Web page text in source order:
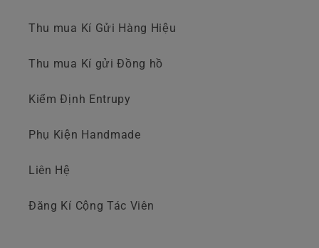
Thu mua Kí Gửi Hàng Hiệu
Thu mua Kí gửi Đồng hồ
Kiểm Định Entrupy
Phụ Kiện Handmade
Liên Hệ
Đăng Kí Cộng Tác Viên